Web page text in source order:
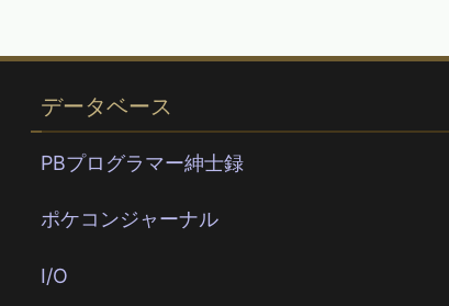
データベース
PBプログラマー紳士録
ポケコンジャーナル
I/O